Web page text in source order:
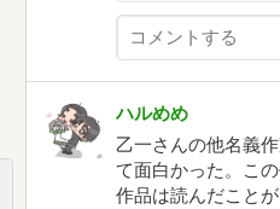
ハルめめ
乙一さんの他名義
て面白かった。こ
作品は読んだこと